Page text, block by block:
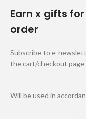
Earn x gifts
order
Subscribe to e-
the cart/checkout
Will be used in